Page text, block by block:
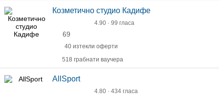
Козметично студио Кадифе
4.90 · 99 гласа
69
40 изтекли оферти
518 грабнати ваучера
AllSport
4.80 · 434 гласа